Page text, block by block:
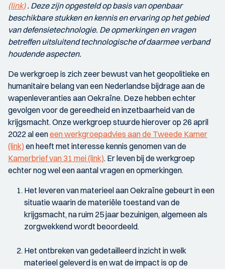
(link) . Deze zijn opgesteld op basis van openbaar
beschikbare stukken en kennis en ervaring op het gebied
van defensietechnologie. De opmerkingen en vragen
betreffen uitsluitend technologische of daarmee verband
houdende aspecten.
De werkgroep is zich zeer bewust van het geopolitieke en
humanitaire belang van een Nederlandse bijdrage aan de
wapenleveranties aan Oekraïne. Deze hebben echter
gevolgen voor de gereedheid en inzetbaarheid van de
krijgsmacht. Onze werkgroep stuurde hierover op 26 april
2022 al eeneen werkgroepadvies aan de Tweede Kamer
(link) en heeft met interesse kennis genomen van de
Kamerbrief van 31 mei (link). Er leven bij de werkgroep
echter nog wel een aantal vragen en opmerkingen.
Het leveren van materieel aan Oekraïne gebeurt in een
situatie waarin de materiële toestand van de
krijgsmacht, na ruim 25 jaar bezuinigen, algemeen als
zorgwekkend wordt beoordeeld.
Het ontbreken van gedetailleerd inzicht in welk
materieel geleverd is en wat de impact is op de